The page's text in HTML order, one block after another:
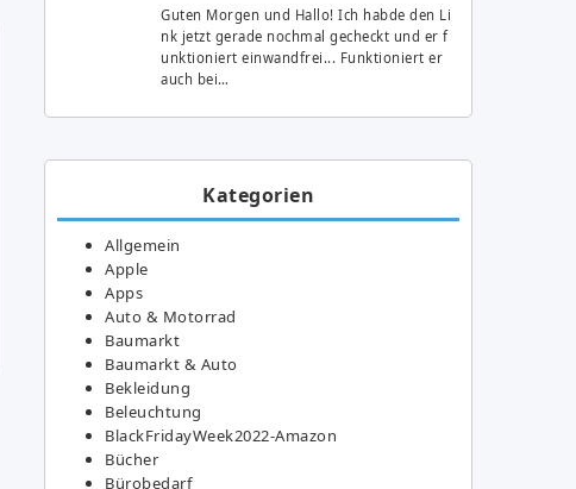
Guten Morgen und Hallo! Ich habde den Li
nk jetzt gerade nochmal gecheckt und er f
unktioniert einwandfrei... Funktioniert er
auch bei…
Kategorien
Allgemein
Apple
Apps
Auto & Motorrad
Baumarkt
Baumarkt & Auto
Bekleidung
Beleuchtung
BlackFridayWeek2022-Amazon
Bücher
Bürobedarf